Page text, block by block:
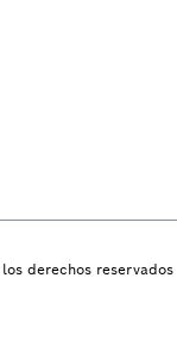
derechos reservados